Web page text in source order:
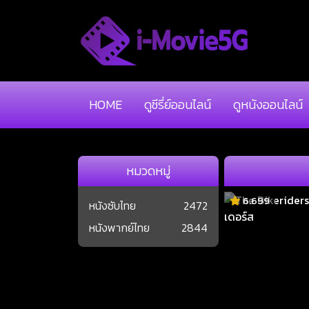
HOME ดูซีรี่ย์ออนไลน์ ดูหนังออนไลน์
หมวดหมู่
หนังซับไทย
2472
หนังพากย์ไทย
2844
6.699